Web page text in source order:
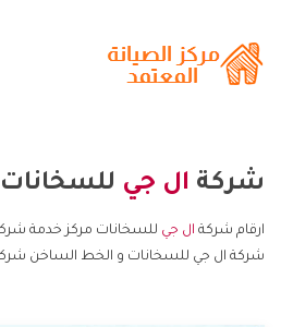
شركة ال جي للسخانات
ارقام شركة ال جي للسخانات مركز خدمة
شركة ال جي للسخانات و الخط الساخن